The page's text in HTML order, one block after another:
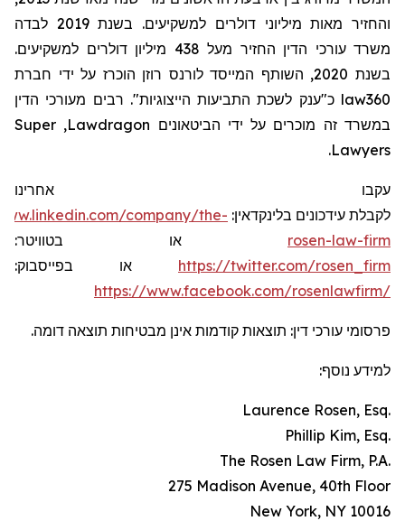
והחזיר מאות מיליוני דולרים למשקיעים. בשנת 2019 לבדה
משרד עורכי הדין החזיר מעל 438 מיליון דולרים למשקיעים.
בשנת 2020, השותף המייסד לורנס רוזן הוכרז על ידי חברת
law360 כ"ענק לשכת התביעות הייצוגיות". רבים מעורכי הדין
במשרד זה מוכרים על ידי הביטאונים Lawdragon
,
Super
Lawyers
.
עקבו אחרינו
לקבלת עידכונים בלינקדאין: company/the-
rosen-law-firm או בטוויטר:
https://twitter.com/rosen_firm או בפייסבוק:
https://www.facebook.com/rosenlawfirm/
פרסומי עורכי דין: תוצאות קודמות אינן מבטיחות תוצאה דומה.
למידע נוסף:
Laurence Rosen, Esq.
Phillip Kim, Esq.
The Rosen Law Firm, P.A.
275 Madison Avenue, 40th Floor
New York, NY 10016